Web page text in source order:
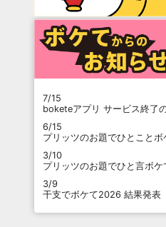
7/15
boketeアプリ サービス終了
6/15
プリッツのお題でひとこと
3/10
プリッツのお題でひと言ボ
3/9
干支でボケて2026 結果発表